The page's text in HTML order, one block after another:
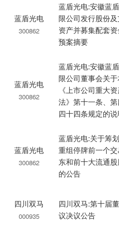
蓝盾光电
300862
蓝盾光电:安徽蓝
限公司发行股份
资产并募集配套
预案摘要
蓝盾光电
300862
蓝盾光电:安徽蓝
限公司董事会关
《上市公司重大
法》第十一条、
四十四条规定的说
蓝盾光电
300862
蓝盾光电:关于筹
重组停牌前一个
东和前十大流通
的公告
四川双马
000935
四川双马:第十届
议决议公告